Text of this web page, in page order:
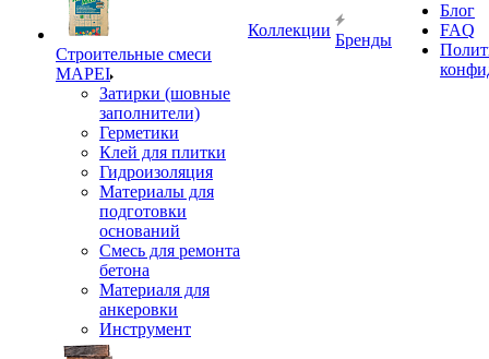
Строительные смеси
MAPEI
Затирки (шовные
заполнители)
Герметики
Клей для плитки
Гидроизоляция
Материалы для
подготовки
оснований
Смесь для ремонта
бетона
Материаля для
анкеровки
Инструмент
Коллекции
Бренды
Блог
FAQ